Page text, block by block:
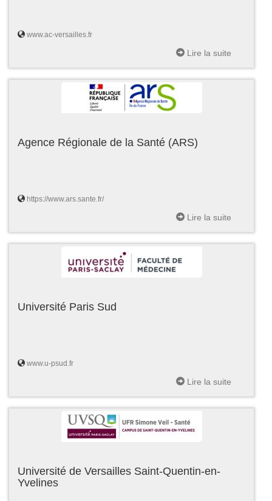
www.ac-versailles.fr
Lire la suite
Agence Régionale de la Santé (ARS)
https://www.ars.sante.fr/
Lire la suite
Université Paris Sud
www.u-psud.fr
Lire la suite
Université de Versailles Saint-Quentin-en-
Yvelines